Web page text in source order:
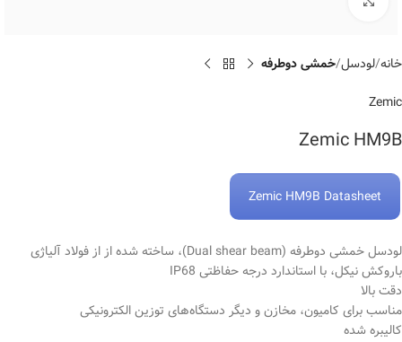
خانه لودسل خمشی دوطرفه
Zemic
Zemic HM9B
Zemic HM9B Datasheet
لودسل خمشی دوطرفه (Dual shear beam)، ساخته شده از از فولاد آلیاژی
باروکش نیکل، با استاندارد درجه حفاظتی IP68
دقت بالا
مناسب برای کامیون، مخازن و دیگر دستگاه‌های توزین الکترونیکی
کالیبره شده